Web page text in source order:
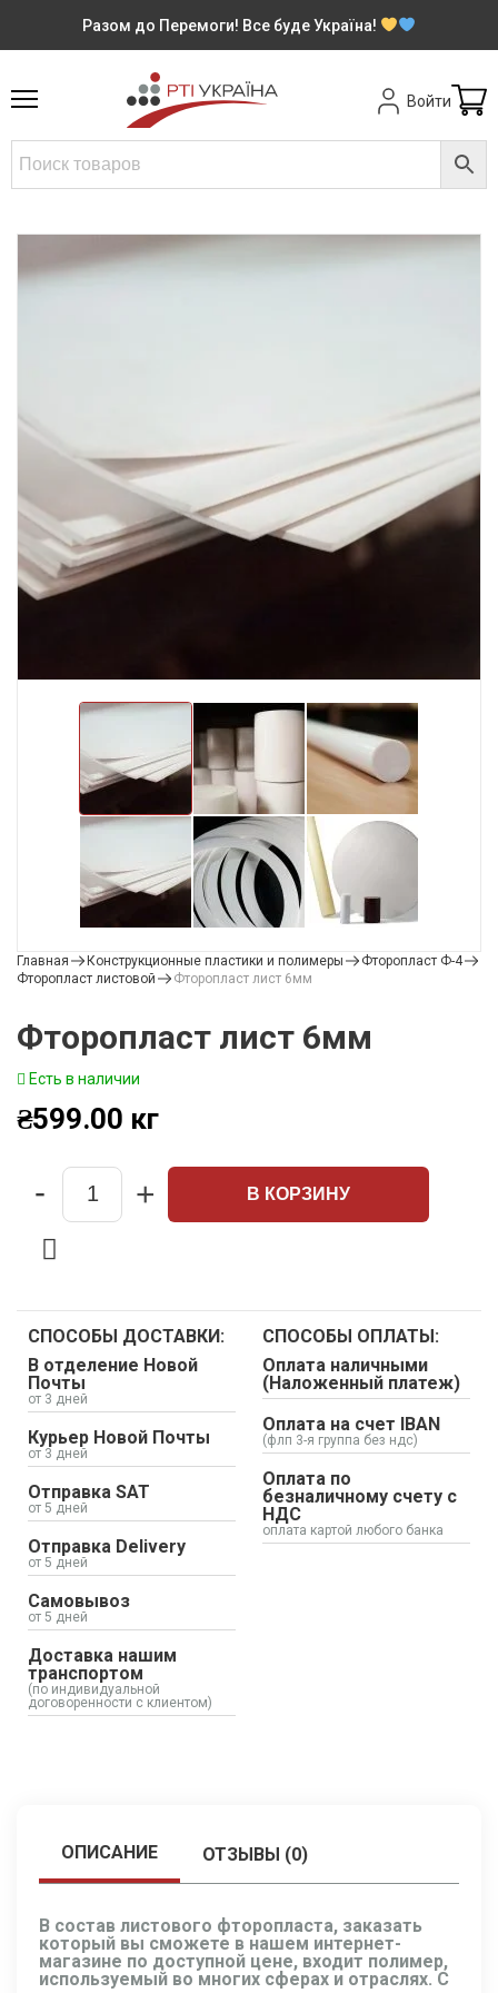
Разом до Перемоги! Все буде Україна!
Войти
Главная Конструкционные пластики и полимеры
Фторопласт Ф-4
Фторопласт листовой
Фторопласт лист 6мм
Фторопласт лист 6мм
Есть в наличии
₴599.00 кг
Quantity
- + В КОРЗИНУ
СПОСОБЫ ДОСТАВКИ:
В отделение Новой
Почты
от 3 дней
Курьер Новой Почты
от 3 дней
Отправка SAT
от 5 дней
Отправка Delivery
от 5 дней
Самовывоз
от 5 дней
Доставка нашим
транспортом
(по индивидуальной
договоренности с клиентом)
СПОСОБЫ ОПЛАТЫ:
Оплата наличными
(Наложенный платеж)
Оплата на счет IBAN
(флп 3-я группа без ндс)
Оплата по
безналичному счету с
НДС
оплата картой любого банка
ОПИСАНИЕ ОТЗЫВЫ (0)
В состав листового фторопласта, заказать
который вы сможете в нашем интернет-
магазине по доступной цене, входит полимер,
используемый во многих сферах и отраслях. С